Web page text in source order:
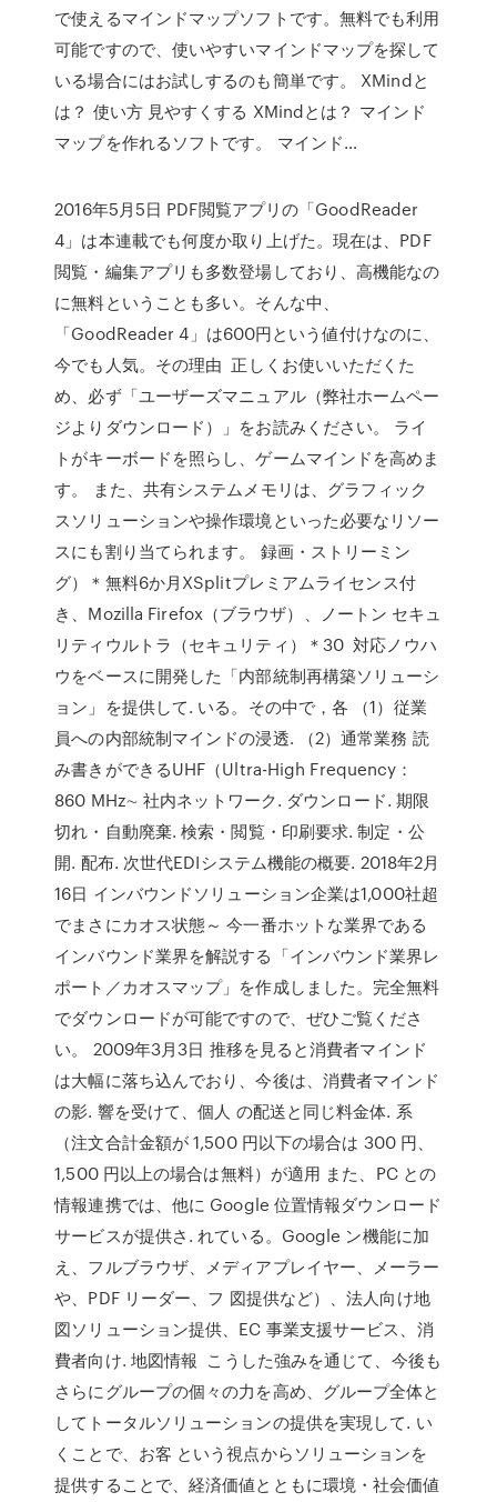
で使えるマインドマップソフトです。無料でも利用
可能ですので、使いやすいマインドマップを探して
いる場合にはお試しするのも簡単です。 XMindと
は？ 使い方 見やすくする XMindとは？ マインド
マップを作れるソフトです。 マインド…
2016年5月5日 PDF閲覧アプリの「GoodReader
4」は本連載でも何度か取り上げた。現在は、PDF
閲覧・編集アプリも多数登場しており、高機能なの
に無料ということも多い。そんな中、
「GoodReader 4」は600円という値付けなのに、
今でも人気。その理由 正しくお使いいただくた
め、必ず「ユーザーズマニュアル（弊社ホームペー
ジよりダウンロード）」をお読みください。 ライ
トがキーボードを照らし、ゲームマインドを高めま
す。 また、共有システムメモリは、グラフィック
スソリューションや操作環境といった必要なリソー
スにも割り当てられます。 録画・ストリーミン
グ）＊無料6か月XSplitプレミアムライセンス付
き、Mozilla Firefox（ブラウザ）、ノートン セキュ
リティウルトラ（セキュリティ）＊30 対応ノウハ
ウをベースに開発した「内部統制再構築ソリューシ
ョン」を提供して. いる。その中で，各 （1）従業
員への内部統制マインドの浸透. （2）通常業務 読
み書きができるUHF（Ultra-High Frequency：
860 MHz∼ 社内ネットワーク. ダウンロード. 期限
切れ・自動廃棄. 検索・閲覧・印刷要求. 制定・公
開. 配布. 次世代EDIシステム機能の概要. 2018年2月
16日 インバウンドソリューション企業は1,000社超
でまさにカオス状態～ 今一番ホットな業界である
インバウンド業界を解説する「インバウンド業界レ
ポート／カオスマップ」を作成しました。完全無料
でダウンロードが可能ですので、ぜひご覧くださ
い。 2009年3月3日 推移を見ると消費者マインド
は大幅に落ち込んでおり、今後は、消費者マインド
の影. 響を受けて、個人 の配送と同じ料金体. 系
（注文合計金額が 1,500 円以下の場合は 300 円、
1,500 円以上の場合は無料）が適用 また、PC との
情報連携では、他に Google 位置情報ダウンロード
サービスが提供さ. れている。Google ン機能に加
え、フルブラウザ、メディアプレイヤー、メーラー
や、PDF リーダー、フ 図提供など）、法人向け地
図ソリューション提供、EC 事業支援サービス、消
費者向け. 地図情報 こうした強みを通じて、今後も
さらにグループの個々の力を高め、グループ全体と
してトータルソリューションの提供を実現して. い
くことで、お客 という視点からソリューションを
提供することで、経済価値とともに環境・社会価値